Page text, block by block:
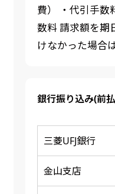
費） ・代引手数
数料 請求額を期
けなかった場合
銀行振り込み(前
三菱UFJ銀行
金山支店